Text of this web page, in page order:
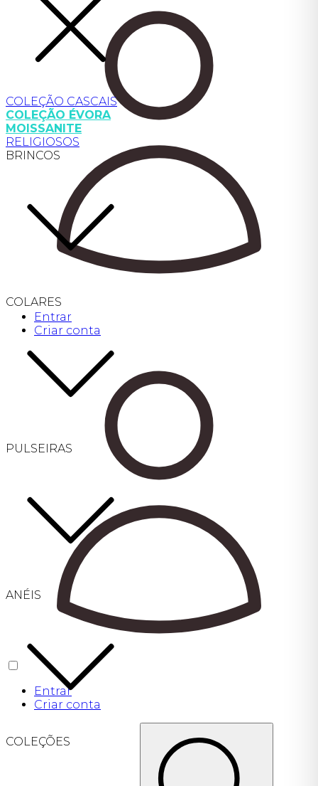
COLEÇÃO CASCAIS
COLEÇÃO ÉVORA
MOISSANITE
RELIGIOSOS
BRINCOS
COLARES
PULSEIRAS
ANÉIS
COLEÇÕES
Entrar
Criar conta
Entrar
Criar conta